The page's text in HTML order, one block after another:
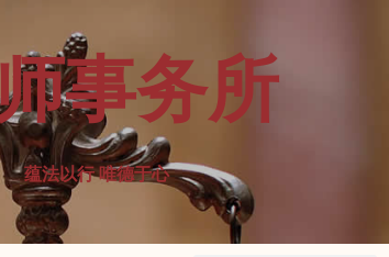
事务所
蕴法以行 唯德于心